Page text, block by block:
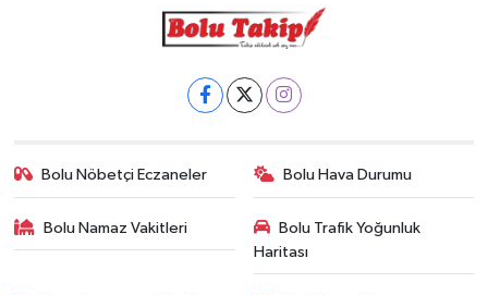
Bolu Nöbetçi Eczaneler Bolu Hava Durumu
Bolu Namaz Vakitleri
Bolu Trafik Yoğunluk
Haritası